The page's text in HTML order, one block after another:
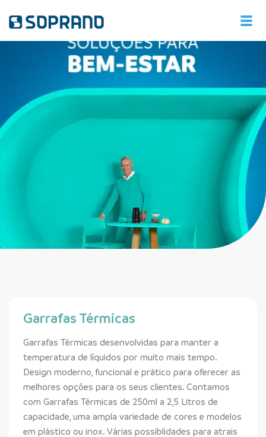
Garrafas Térmicas
Garrafas Térmicas desenvolvidas para manter a
temperatura de líquidos por muito mais tempo.
Design moderno, funcional e prático para oferecer as
melhores opções para os seus clientes. Contamos
com Garrafas Térmicas de 250ml a 2,5 Litros de
capacidade, uma ampla variedade de cores e modelos
em plástico ou inox. Várias possiblidades para atrais